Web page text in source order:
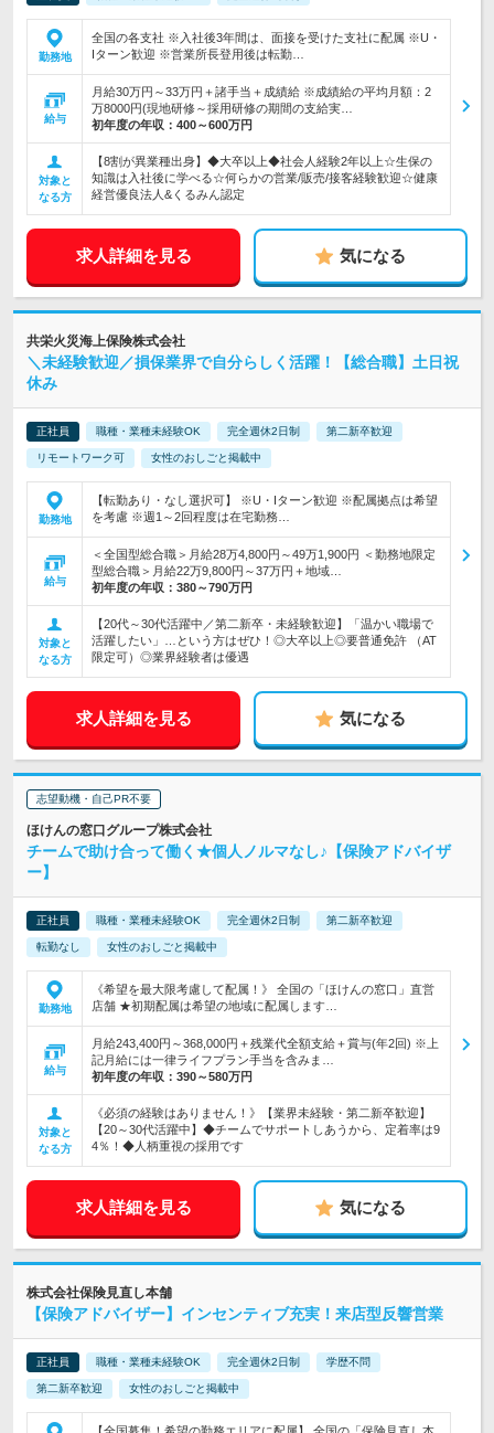
勤務地
全国の各支社 ※入社後3年間は、面接を受けた支社に配属 ※U・
Iターン歓迎 ※営業所長登用後は転勤…
給与
月給30万円～33万円＋諸手当＋成績給 ※成績給の平均月額：2
万8000円(現地研修～採用研修の期間の支給実…
初年度の年収： 400～600万円
対象と
なる方
【8割が異業種出身】◆大卒以上◆社会人経験2年以上☆生保の
知識は入社後に学べる☆何らかの営業/販売/接客経験歓迎☆健康
経営優良法人&くるみん認定
求人詳細を見る 気になる
共栄火災海上保険株式会社
＼未経験歓迎／損保業界で自分らしく活躍！【総合職】土日祝
休み
正社員 職種・業種未経験OK 完全週休2日制 第二新卒歓迎
リモートワーク可 女性のおしごと掲載中
勤務地
【転勤あり・なし選択可】 ※U・Iターン歓迎 ※配属拠点は希望
を考慮 ※週1～2回程度は在宅勤務…
給与
＜全国型総合職＞月給28万4,800円～49万1,900円 ＜勤務地限定
型総合職＞月給22万9,800円～37万円＋地域…
初年度の年収： 380～790万円
対象と
なる方
【20代～30代活躍中／第二新卒・未経験歓迎】「温かい職場で
活躍したい」…という方はぜひ！◎大卒以上◎要普通免許 （AT
限定可）◎業界経験者は優遇
求人詳細を見る 気になる
志望動機・自己PR不要
ほけんの窓口グループ株式会社
チームで助け合って働く★個人ノルマなし♪【保険アドバイザ
ー】
正社員 職種・業種未経験OK 完全週休2日制 第二新卒歓迎
転勤なし 女性のおしごと掲載中
勤務地
《希望を最大限考慮して配属！》 全国の「ほけんの窓口」直営
店舗 ★初期配属は希望の地域に配属します…
給与
月給243,400円～368,000円＋残業代全額支給＋賞与(年2回) ※上
記月給には一律ライフプラン手当を含みま…
初年度の年収： 390～580万円
対象と
なる方
《必須の経験はありません！》【業界未経験・第二新卒歓迎】
【20～30代活躍中】◆チームでサポートしあうから、定着率は9
4％！◆人柄重視の採用です
求人詳細を見る 気になる
株式会社保険見直し本舗
【保険アドバイザー】インセンティブ充実！来店型反響営業
正社員 職種・業種未経験OK 完全週休2日制 学歴不問
第二新卒歓迎 女性のおしごと掲載中